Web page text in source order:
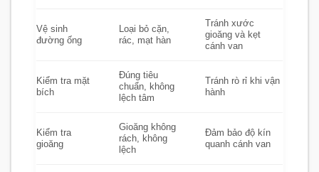
Vệ sinh
đường ống
Loại bỏ cặn,
rác, mạt hàn
Tránh xước
gioăng và kẹt
cánh van
Kiểm tra mặt
bích
Đúng tiêu
chuẩn, không
lệch tâm
Tránh rò rỉ khi vận
hành
Kiểm tra
gioăng
Gioăng không
rách, không
lệch
Đảm bảo độ kín
quanh cánh van